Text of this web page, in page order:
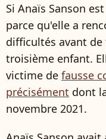
Si Anaïs Sanson
parce qu'elle a
difficultés avant
troisième enfant.
victime de fausse
précisément dont
novembre 2021.